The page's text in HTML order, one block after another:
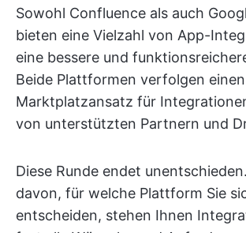
Sowohl Confluence als auch
bieten eine Vielzahl von App-
eine bessere und
Beide Plattformen verfolgen einen
Marktplatzansatz für
von unterstützten Partnern und
Diese Runde endet
davon, für welche Plattform Sie
entscheiden, stehen Ihnen